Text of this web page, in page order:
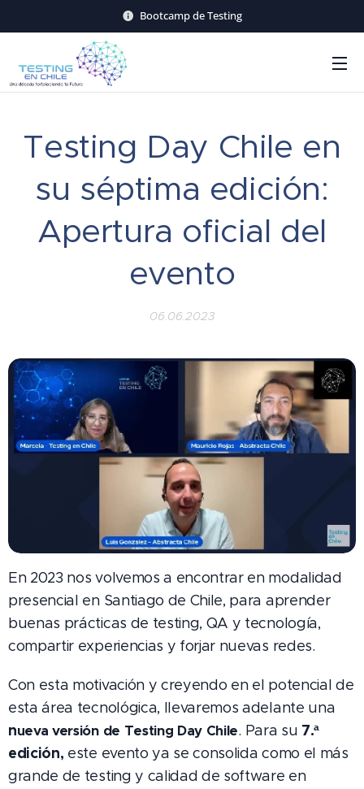
Bootcamp de Testing
Testing Day Chile en
su séptima edición:
Apertura oficial del
evento
06.06.2023
En 2023 nos volvemos a encontrar en modalidad
presencial en Santiago de Chile, para aprender
buenas prácticas de testing, QA y tecnología,
compartir experiencias y forjar nuevas redes.
Con esta motivación y creyendo en el potencial de
esta área tecnológica, llevaremos adelante una
nueva versión de Testing Day Chile. Para su 7.ª
edición, este evento ya se consolida como el más
grande de testing y calidad de software en